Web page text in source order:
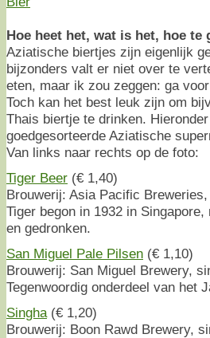
Hoe heet het, wat is het, hoe te
Aziatische biertjes zijn eigenlijk
bijzonders valt er niet over te
eten, maar ik zou zeggen: ga
Toch kan het best leuk zijn om
Thais biertje te drinken.
goedgesorteerde Aziatische
Van links naar rechts op de foto:
Tiger Beer (€ 1,40)
Brouwerij: Asia Pacific
Tiger begon in 1932 in
en gedronken.
San Miguel Pale Pilsen (€ 1,10)
Brouwerij: San Miguel Brewery,
Tegenwoordig onderdeel van het
Singha (€ 1,20)
Brouwerij: Boon Rawd Brewery,